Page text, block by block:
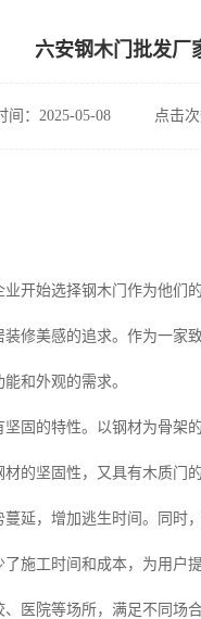
六安钢木门批发厂
间：2025-05-08 点击
开始选择钢木门作为他
修美感的追求。作为一家
和外观的需求。
固的特性。以钢材为骨架
的坚固性，又具有木质门
延，增加逃生时间。同时
施工时间和成本，为用户提
医院等场所，满足不同场